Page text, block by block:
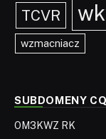
TCVR
wzmacniacz
SUBDOMENY
OM3KWZ RK